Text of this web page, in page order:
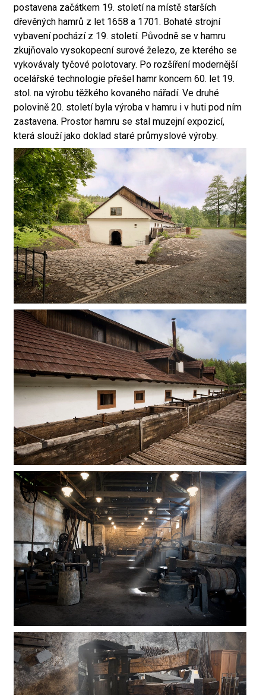
postavena začátkem 19. století na místě starších
dřevěných hamrů z let 1658 a 1701. Bohaté strojní
vybavení pochází z 19. století. Původně se v hamru
zkujňovalo vysokopecní surové železo, ze kterého se
vykovávaly tyčové polotovary. Po rozšíření modernější
ocelářské technologie přešel hamr koncem 60. let 19.
stol. na výrobu těžkého kovaného nářadí. Ve druhé
polovině 20. století byla výroba v hamru i v huti pod ním
zastavena. Prostor hamru se stal muzejní expozicí,
která slouží jako doklad staré průmyslové výroby.